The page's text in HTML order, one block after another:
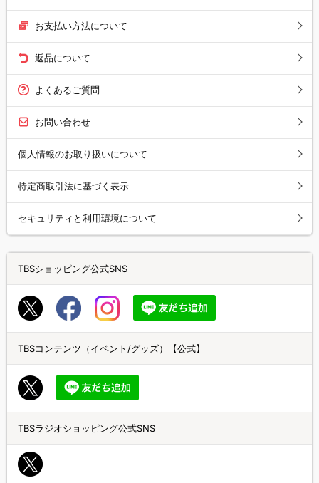
お支払い方法について
返品について
よくあるご質問
お問い合わせ
個人情報のお取り扱いについて
特定商取引法に基づく表示
セキュリティと利用環境について
TBSショッピング公式SNS
TBSコンテンツ（イベント/グッズ）【公式】
TBSラジオショッピング公式SNS